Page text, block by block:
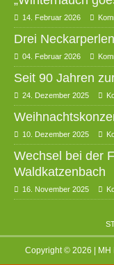
14. Februar 2026
Drei
04. Februar 2026
Seit 90 Jahren
24. Dezember 2025
10. Dezember 2025
Wechsel bei der
Waldkatzenbach
16. November 2025
Copyright © 2026 | MH